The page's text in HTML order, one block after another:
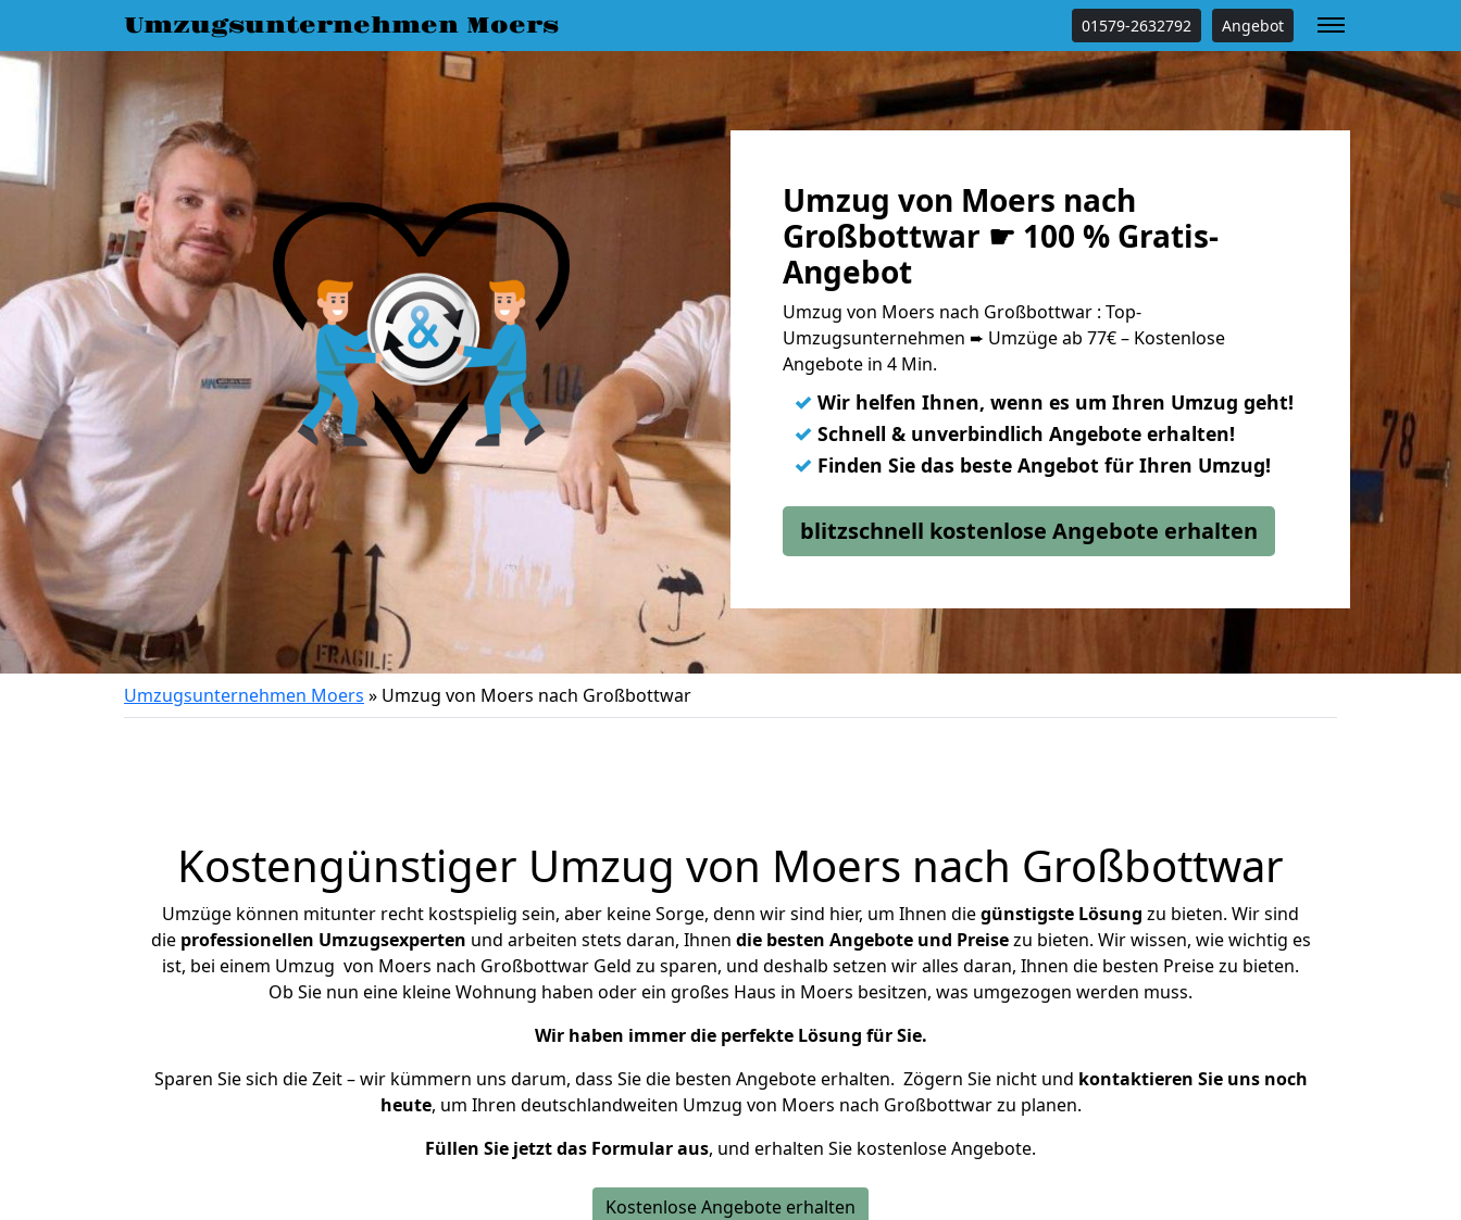
Umzugsunternehmen Moers 01579-2632792 Angebot
Umzug von Moers nach
Großbottwar ☛ 100 % Gratis-
Angebot
Umzug von Moers nach Großbottwar : Top-
Umzugsunternehmen ➨ Umzüge ab 77€ – Kostenlose
Angebote in 4 Min.
✓ Wir helfen Ihnen, wenn es um Ihren Umzug geht!
✓ Schnell & unverbindlich Angebote erhalten!
✓ Finden Sie das beste Angebot für Ihren Umzug!
blitzschnell kostenlose Angebote erhalten
Umzugsunternehmen Moers » Umzug von Moers nach Großbottwar
Kostengünstiger Umzug von Moers nach Großbottwar
Umzüge können mitunter recht kostspielig sein, aber keine Sorge, denn wir sind hier, um Ihnen diegünstigste Lösung zu bieten. Wir sind
die professionellen Umzugsexperten und arbeiten stets daran, Ihnen die besten Angebote und Preisezu bieten. Wir wissen, wie wichtig es
ist, bei einem Umzug von Moers nach Großbottwar Geld zu sparen, und deshalb setzen wir alles daran, Ihnen die besten Preise zu bieten.
Ob Sie nun eine kleine Wohnung haben oder ein großes Haus in Moers besitzen, was umgezogen werden muss.
Wir haben immer die perfekte Lösung für Sie.
Sparen Sie sich die Zeit – wir kümmern uns darum, dass Sie die besten Angebote erhalten. Zögern Sie nicht und kontaktieren Sie uns noch
heute, um Ihren deutschlandweiten Umzug von Moers nach Großbottwar zu planen.
Füllen Sie jetzt das Formular aus, und erhalten Sie kostenlose Angebote.
Kostenlose Angebote erhalten